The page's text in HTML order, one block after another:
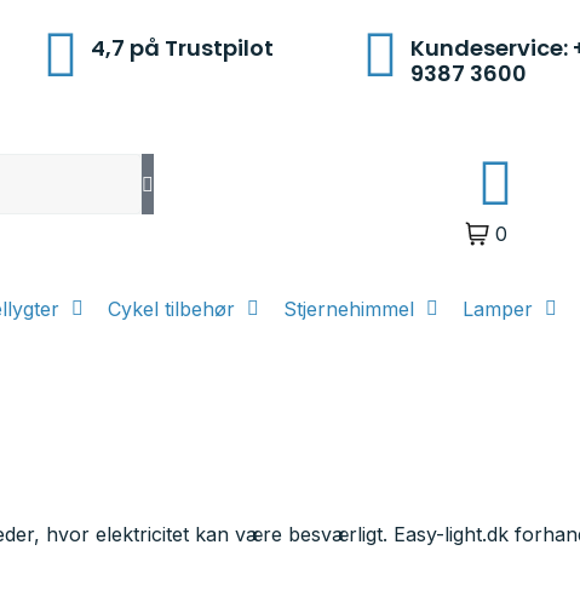
4,7 på Trustpilot
Kundeservice:
9387 3600
0
Cykel tilbehør Stjernehimmel Lamper
hvor elektricitet kan være besværligt. Easy-light.dk